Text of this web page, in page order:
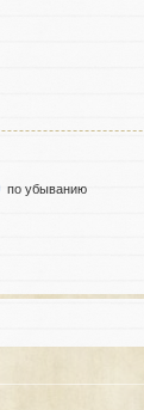
по убыванию